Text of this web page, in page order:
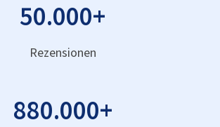
50.000+
Rezensionen
880.000+